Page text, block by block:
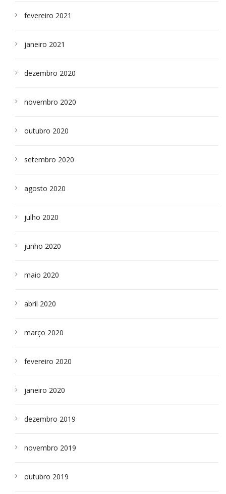
fevereiro 2021
janeiro 2021
dezembro 2020
novembro 2020
outubro 2020
setembro 2020
agosto 2020
julho 2020
junho 2020
maio 2020
abril 2020
março 2020
fevereiro 2020
janeiro 2020
dezembro 2019
novembro 2019
outubro 2019